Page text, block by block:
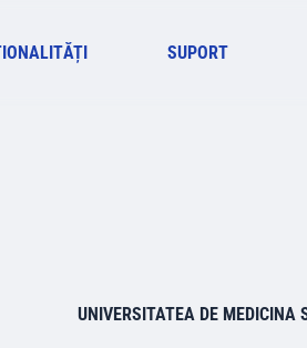
SUPORT
UNIVERSITATEA DE MEDICINA